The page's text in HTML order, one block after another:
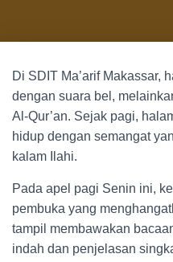
Di SDIT Ma’arif Makassar,
dengan suara bel,
Al-Qur’an. Sejak pagi,
hidup dengan semangat
kalam Ilahi.
Pada apel pagi Senin ini,
pembuka yang
tampil membawakan
indah dan penjelasan